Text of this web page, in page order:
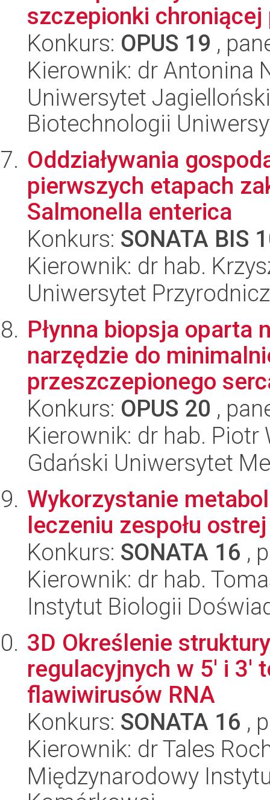
szczepionki
Konkurs: OPUS 19 ,
Kierownik: dr Antonina
Uniwersytet
Biotechnologii
Oddziaływania
pierwszych etapach
Salmonella enterica
Konkurs: SONATA BIS
Kierownik: dr hab.
Uniwersytet
Płynna biopsja oparta
narzędzie do
przeszczepionego
Konkurs: OPUS 20 ,
Kierownik: dr hab. Piotr
Gdański Uniwersytet
Wykorzystanie
leczeniu zespołu
Konkurs: SONATA 16 ,
Kierownik: dr hab.
Instytut Biologii
3D Określenie
regulacyjnych w 5' i 3'
flawiwirusów RNA
Konkurs: SONATA 16 ,
Kierownik: dr Tales
Międzynarodowy